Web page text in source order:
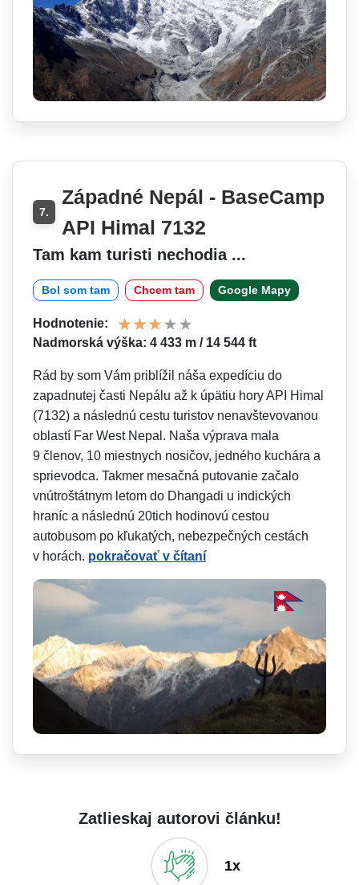
7.
Západné Nepál - BaseCamp
API Himal 7132
Tam kam turisti nechodia ...
Bol som tam Chcem tam Google Mapy
Hodnotenie:
Nadmorská výška: 4 433 m / 14 544 ft
Rád by som Vám priblížil náša expedíciu do
zapadnutej časti Nepálu až k úpätiu hory API Himal
(7132) a následnú cestu turistov nenavštevovanou
oblastí Far West Nepal. Naša výprava mala
9 členov, 10 miestnych nosičov, jedného kuchára a
sprievodca. Takmer mesačná putovanie začalo
vnútroštátnym letom do Dhangadi u indických
hraníc a následnú 20tich hodinovú cestou
autobusom po kľukatých, nebezpečných cestách
v horách. pokračovať v čítaní
Zatlieskaj autorovi článku!
1x